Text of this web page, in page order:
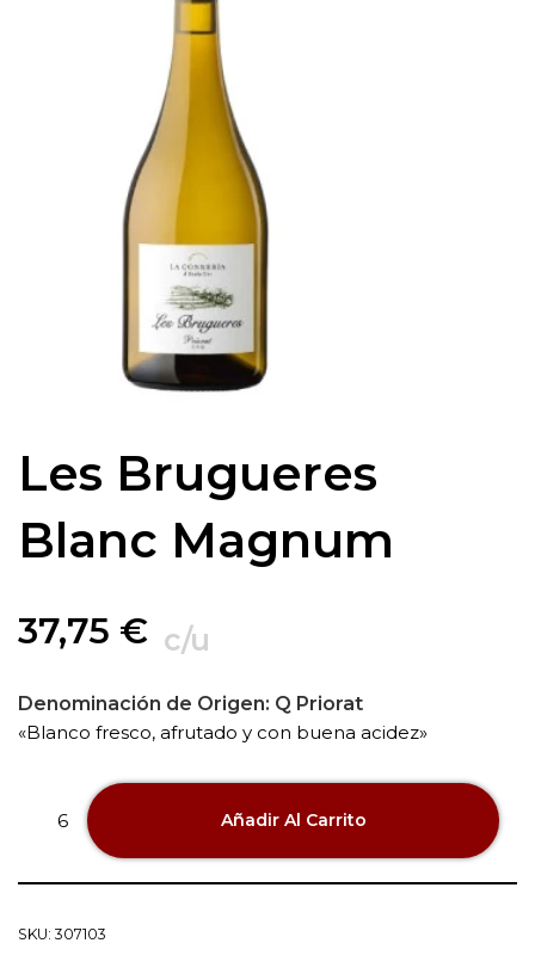
Les Brugueres
Blanc Magnum
37,75 € c/u
Denominación de Origen: Q Priorat
«Blanco fresco, afrutado y con buena acidez»
Añadir Al Carrito
SKU: 307103